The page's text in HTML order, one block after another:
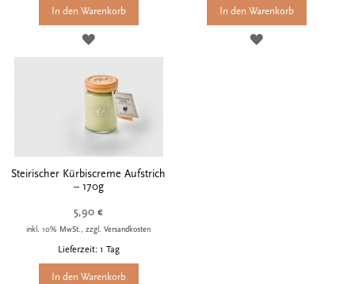
In den Warenkorb
ZUR
HINZUFÜGEN
In den Warenkorb
ZUR
Steirischer Kürbiscreme Aufstrich
– 170g
5,90 €
inkl. 10% MwSt., zzgl. Versandkosten
Lieferzeit: 1 Tag
In den Warenkorb